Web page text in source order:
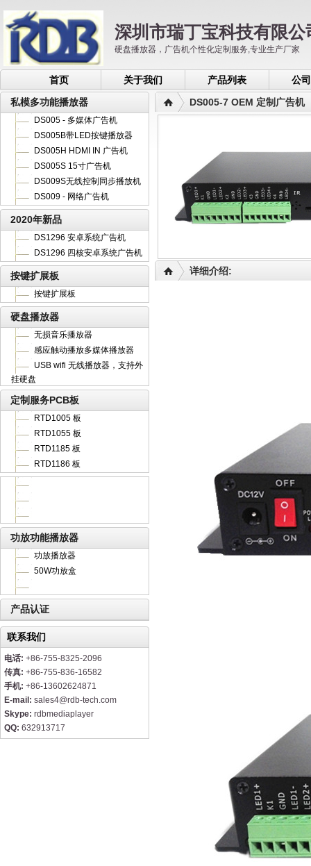
深圳市瑞丁宝科技有限公
硬盘播放器，广告机个性化定制服务,专业生产厂家
首页 关于我们 产品列表
公
私模多功能播放器
DS005 - 多媒体广告机
DS005B带LED按键播放器
DS005H HDMI IN 广告机
DS005S 15寸广告机
DS009S无线控制同步播放机
DS009 - 网络广告机
2020年新品
DS1296 安卓系统广告机
DS1296 四核安卓系统广告机
按键扩展板
按键扩展板
硬盘播放器
无损音乐播放器
感应触动播放多媒体播放器
USB wifi 无线播放器，支持外
挂硬盘
定制服务PCB板
RTD1005 板
RTD1055 板
RTD1185 板
RTD1186 板
功放功能播放器
功放播放器
50W功放盒
产品认证
联系我们
电话: +86-755-8325-2096
传真: +86-755-836-16582
手机: +86-13602624871
E-mail: sales4@rdb-tech.com
Skype: rdbmediaplayer
QQ: 632913717
DS005-7 OEM 定制广告机
详细介绍: